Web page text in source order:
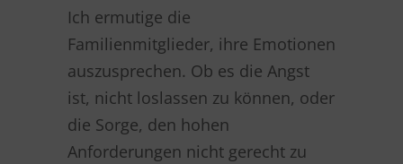
Ich ermutige die
Familienmitglieder, ihre Emotionen
auszusprechen. Ob es die Angst
ist, nicht loslassen zu können, oder
die Sorge, den hohen
Anforderungen nicht gerecht zu